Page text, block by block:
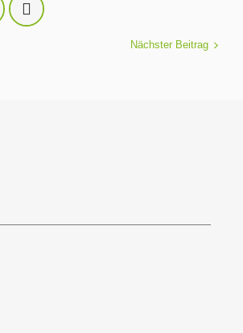
Nächster Beitrag